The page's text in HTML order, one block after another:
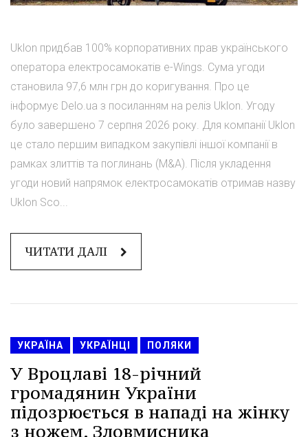
Uklon придбав 100% корпоративних прав українського
оператора електросамокатів e-Wings. Сума угоди
становила 97,6 млн грн до коригування. Про це
інформує Delo.ua з посиланням на реліз Uklon. Угоду
було завершено 7 серпня 2026 року. Для компанії Uklon
це стало першим випадком закупівлі іншої компанії в
рамках злиттів та поглинань (M&A). Після укладення
угоди новий напрямок електросамокатів отримав назву
Uklon Sco...
ЧИТАТИ ДАЛІ
УКРАЇНА УКРАЇНЦІ ПОЛЯКИ
У Вроцлаві 18-річний
громадянин України
підозрюється в нападі на жінку
з ножем. Зловмисника